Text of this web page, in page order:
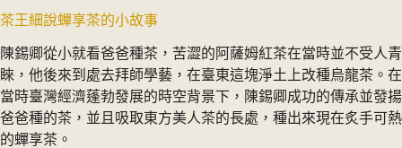
茶王細說蟬享茶的小故事
陳錫卿從小就看爸爸種茶，苦澀的阿薩姆紅茶在當時並不受人青
睞，他後來到處去拜師學藝，在臺東這塊淨土上改種烏龍茶。在
當時臺灣經濟蓬勃發展的時空背景下，陳錫卿成功的傳承並發揚
爸爸種的茶，並且吸取東方美人茶的長處，種出來現在炙手可熱
的蟬享茶。